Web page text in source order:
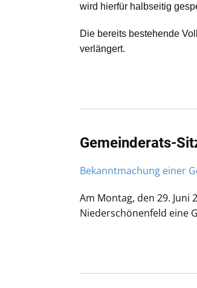
wird hierfür halbseitig
Die bereits bestehende
verlängert.
Gemeinderats-
Bekanntmachung einer
Am Montag, den 29. Juni
Niederschönenfeld eine